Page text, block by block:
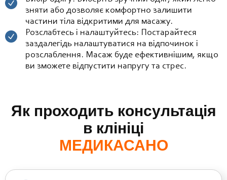
зняти або дозволяє комфортно залишити
частини тіла відкритими для масажу.
Розслабтесь і налаштуйтесь: Постарайтеся
заздалегідь налаштуватися на відпочинок і
розслаблення. Масаж буде ефективнішим, якщо
ви зможете відпустити напругу та стрес.
Як проходить консультація
в клініці
МЕДИКАСАНО